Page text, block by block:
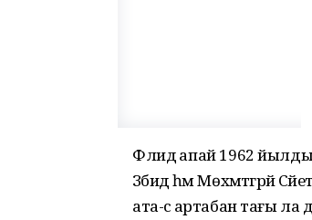
Флидә апай 1962
Зәбидә һәм Мөхәмәтгәрәй
ата-әсә артабан тағы ла